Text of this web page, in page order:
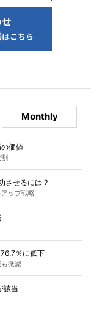
Monthly
価値
させるには？
ップ戦略
％に低下
微減
該当